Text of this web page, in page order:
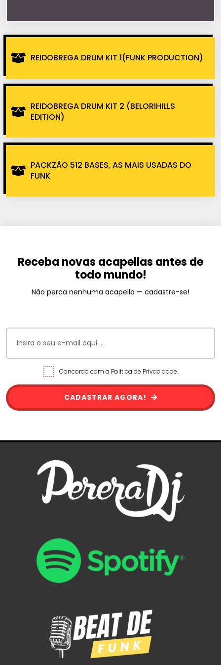
REIDOBREGA DRUM KIT 1(FUNK PRODUCTION)
REIDOBREGA DRUM KIT 2 (BELORIHILLS
EDITION)
PACKZÃO 512 BASES, AS MAIS USADAS DO
FUNK
Receba novas acapellas antes de
todo mundo!
Não perca nenhuma acapella — cadastre-se!
Concordo com a Política de Privacidade.
CADASTRAR AGORA!